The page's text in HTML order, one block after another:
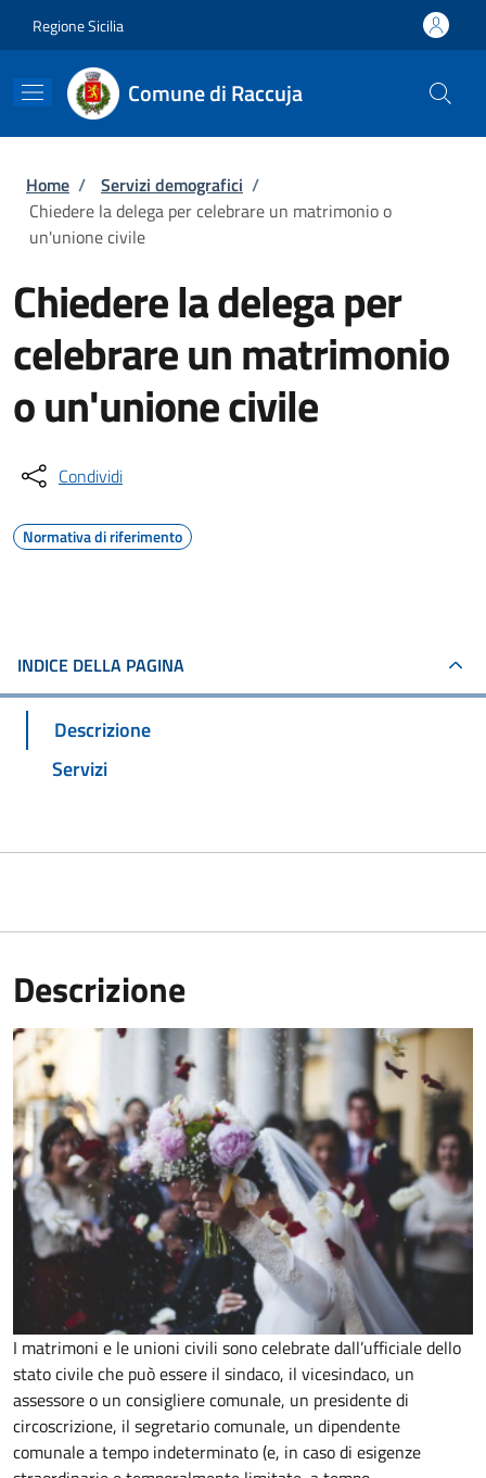
Regione Sicilia
Comune di Raccuja
Briciole di pane
Home / Servizi demografici /
Chiedere la delega per celebrare un matrimonio o
un'unione civile
Chiedere la delega per
celebrare un matrimonio
o un'unione civile
Condividi
Normativa di riferimento
INDICE DELLA PAGINA
Descrizione
Servizi
Descrizione
I matrimoni e le unioni civili sono celebrate dall’ufficiale dello
stato civile che può essere il sindaco, il vicesindaco, un
assessore o un consigliere comunale, un presidente di
circoscrizione, il segretario comunale, un dipendente
comunale a tempo indeterminato (e, in caso di esigenze